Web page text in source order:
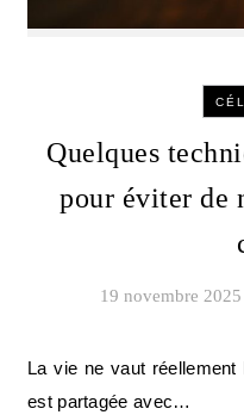
Quelques
pour éviter de
19 novembre 2025
La vie ne vaut réellement la peine d’être vécue que si elle
est partagée avec…